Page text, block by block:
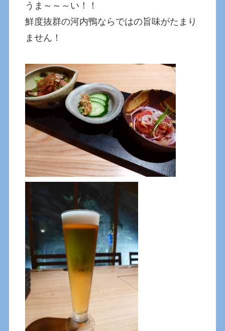
うま～～～い！！
鮮度抜群の河内鴨ならではの旨味がたまり
ません！